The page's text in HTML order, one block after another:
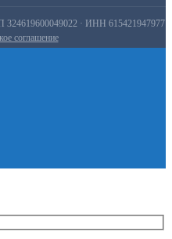
· ИНН 615421947977
соглашение